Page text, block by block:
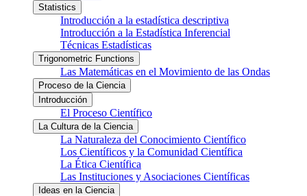
Statistics
Introducción a la estadística descriptiva
Introducción a la Estadística Inferencial
Técnicas Estadísticas
Trigonometric Functions
Las Matemáticas en el Movimiento de las Ondas
Proceso de la Ciencia
Introducción
El Proceso Científico
La Cultura de la Ciencia
La Naturaleza del Conocimiento Científico
Los Científicos y la Comunidad Científica
La Ética Científica
Las Instituciones y Asociaciones Científicas
Ideas en la Ciencia